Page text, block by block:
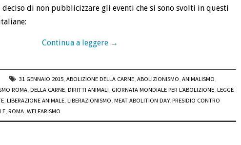
di non pubblicizzare gli eventi che si sono svolti in questi
Continua a leggere →
31 GENNAIO 2015,ABOLIZIONE DELLA CARNE,ABOLIZIONISMO,ANIMALISMO,
ROMA, DELLA CARNE, DIRITTI ANIMALI, GIORNATA MONDIALE PER L’ABOLIZIONE, LEGGE
, LIBERAZIONE ANIMALE, LIBERAZIONISMO, MEAT ABOLITION DAY, PRESIDIO CONTRO
, ROMA, WELFARISMO